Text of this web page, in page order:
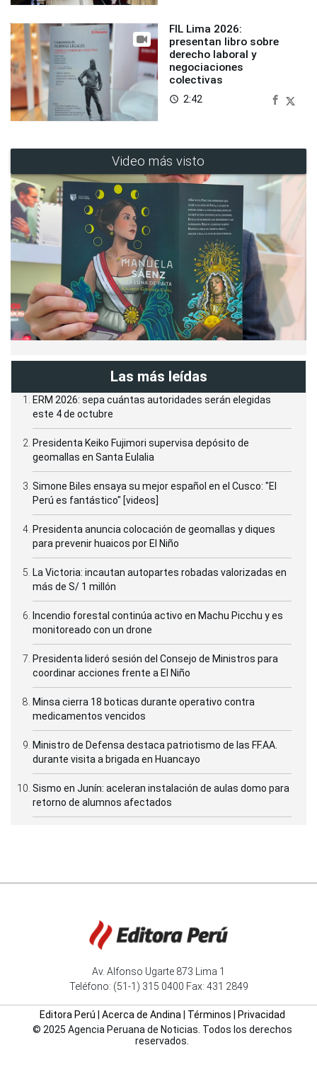
FIL Lima 2026:
presentan libro sobre
derecho laboral y
negociaciones
colectivas
access_time 2:42
Video más visto
Las más leídas
ERM 2026: sepa cuántas autoridades serán elegidas
este 4 de octubre
Presidenta Keiko Fujimori supervisa depósito de
geomallas en Santa Eulalia
Simone Biles ensaya su mejor español en el Cusco: "El
Perú es fantástico" [videos]
Presidenta anuncia colocación de geomallas y diques
para prevenir huaicos por El Niño
La Victoria: incautan autopartes robadas valorizadas en
más de S/ 1 millón
Incendio forestal continúa activo en Machu Picchu y es
monitoreado con un drone
Presidenta lideró sesión del Consejo de Ministros para
coordinar acciones frente a El Niño
Minsa cierra 18 boticas durante operativo contra
medicamentos vencidos
Ministro de Defensa destaca patriotismo de las FF.AA.
durante visita a brigada en Huancayo
Sismo en Junín: aceleran instalación de aulas domo para
retorno de alumnos afectados
Av. Alfonso Ugarte 873 Lima 1
Teléfono: (51-1) 315 0400 Fax: 431 2849
Editora Perú Acerca de Andina Términos
Privacidad
© 2025 Agencia Peruana de Noticias. Todos los derechos
reservados.